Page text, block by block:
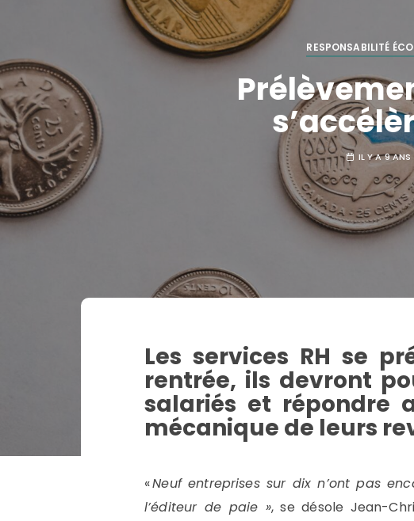
RESPONSABILITÉ
IL Y A 9 ANS
Les services RH se
rentrée, ils devront
salariés et répondre
mécanique de leurs
«Neuf entreprises sur dix n’ont pas
l’éditeur de paie », se désole Jean-